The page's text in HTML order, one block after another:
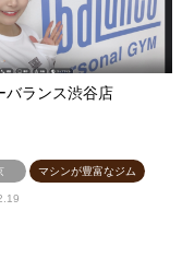
バランス渋谷店
マシンが豊富なジム